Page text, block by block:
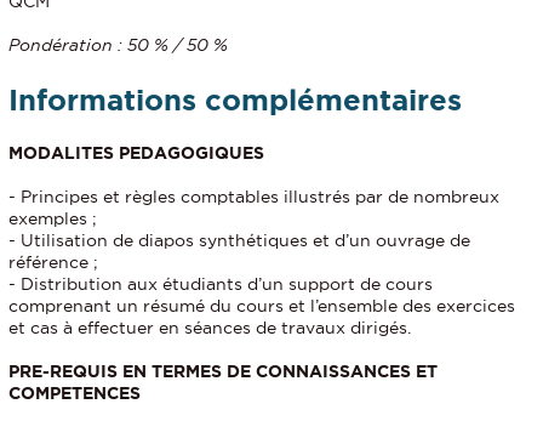
Pondération : 50 % / 50 %
Informations complémentaires
MODALITES PEDAGOGIQUES
- Principes et règles comptables illustrés par de nombreux
exemples ;
- Utilisation de diapos synthétiques et d’un ouvrage de
référence ;
- Distribution aux étudiants d’un support de cours
comprenant un résumé du cours et l’ensemble des exercices
et cas à effectuer en séances de travaux dirigés.
PRE-REQUIS EN TERMES DE CONNAISSANCES ET
COMPETENCES